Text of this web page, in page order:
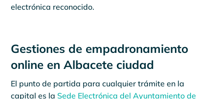
electrónica reconocido.
Gestiones de empadronamiento
online en Albacete ciudad
El punto de partida para cualquier trámite en la
capital es la Sede Electrónica del Ayuntamiento de